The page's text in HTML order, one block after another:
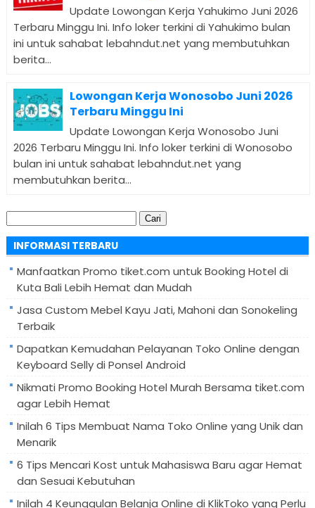
Update Lowongan Kerja Yahukimo Juni 2026
Terbaru Minggu Ini. Info loker terkini di Yahukimo bulan
ini untuk sahabat lebahndut.net yang membutuhkan
berita...
Lowongan Kerja Wonosobo Juni 2026
Terbaru Minggu Ini
Update Lowongan Kerja Wonosobo Juni
2026 Terbaru Minggu Ini. Info loker terkini di Wonosobo
bulan ini untuk sahabat lebahndut.net yang
membutuhkan berita...
Cari
untuk:
INFORMASI TERBARU
Manfaatkan Promo tiket.com untuk Booking Hotel di
Kuta Bali Lebih Hemat dan Mudah
Jasa Custom Mebel Kayu Jati, Mahoni dan Sonokeling
Terbaik
Dapatkan Kemudahan Pelayanan Toko Online dengan
Keyboard Selly di Ponsel Android
Nikmati Promo Booking Hotel Murah Bersama tiket.com
agar Lebih Hemat
Inilah 6 Tips Membuat Nama Toko Online yang Unik dan
Menarik
6 Tips Mencari Kost untuk Mahasiswa Baru agar Hemat
dan Sesuai Kebutuhan
Inilah 4 Keunggulan Belanja Online di KlikToko yang Perlu